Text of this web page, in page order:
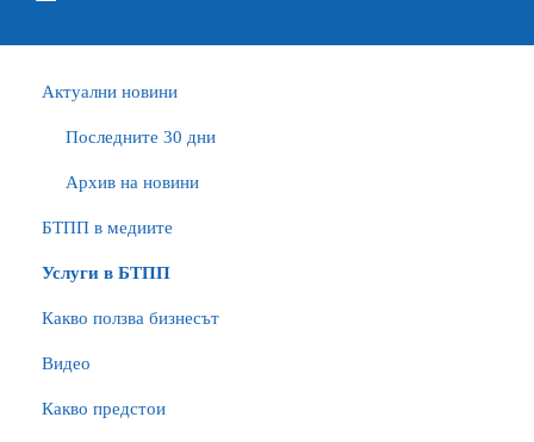
Актуални новини
Последните 30 дни
Архив на новини
БTПП в медиите
Услуги в БТПП
Какво ползва бизнесът
Видео
Какво предстои